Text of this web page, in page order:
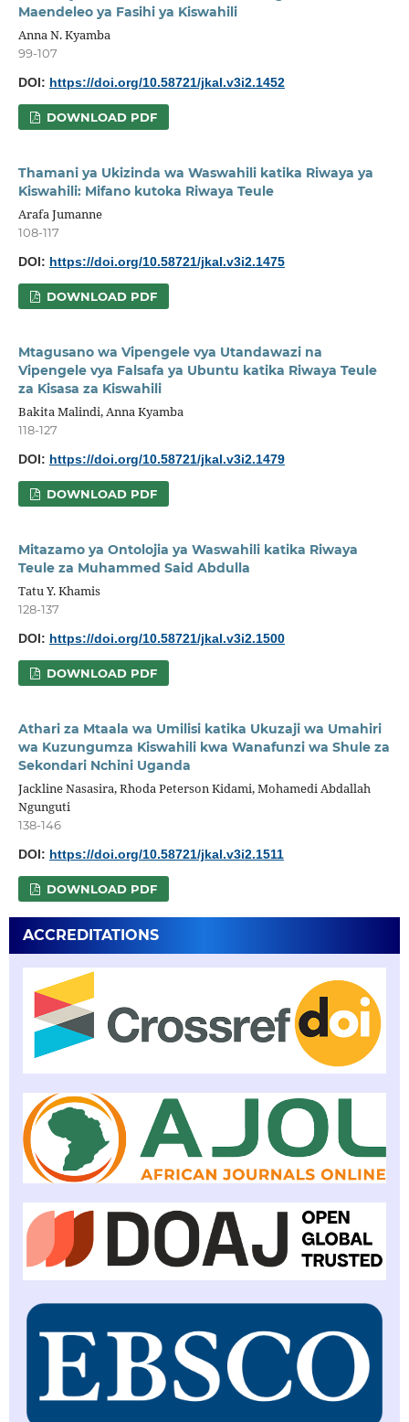
Maendeleo ya Fasihi ya Kiswahili
Anna N. Kyamba
99-107
DOI: https://doi.org/10.58721/jkal.v3i2.1452
DOWNLOAD PDF
Thamani ya Ukizinda wa Waswahili katika Riwaya ya
Kiswahili: Mifano kutoka Riwaya Teule
Arafa Jumanne
108-117
DOI: https://doi.org/10.58721/jkal.v3i2.1475
DOWNLOAD PDF
Mtagusano wa Vipengele vya Utandawazi na
Vipengele vya Falsafa ya Ubuntu katika Riwaya Teule
za Kisasa za Kiswahili
Bakita Malindi, Anna Kyamba
118-127
DOI: https://doi.org/10.58721/jkal.v3i2.1479
DOWNLOAD PDF
Mitazamo ya Ontolojia ya Waswahili katika Riwaya
Teule za Muhammed Said Abdulla
Tatu Y. Khamis
128-137
DOI: https://doi.org/10.58721/jkal.v3i2.1500
DOWNLOAD PDF
Athari za Mtaala wa Umilisi katika Ukuzaji wa Umahiri
wa Kuzungumza Kiswahili kwa Wanafunzi wa Shule za
Sekondari Nchini Uganda
Jackline Nasasira, Rhoda Peterson Kidami, Mohamedi Abdallah
Ngunguti
138-146
DOI: https://doi.org/10.58721/jkal.v3i2.1511
DOWNLOAD PDF
ACCREDITATIONS